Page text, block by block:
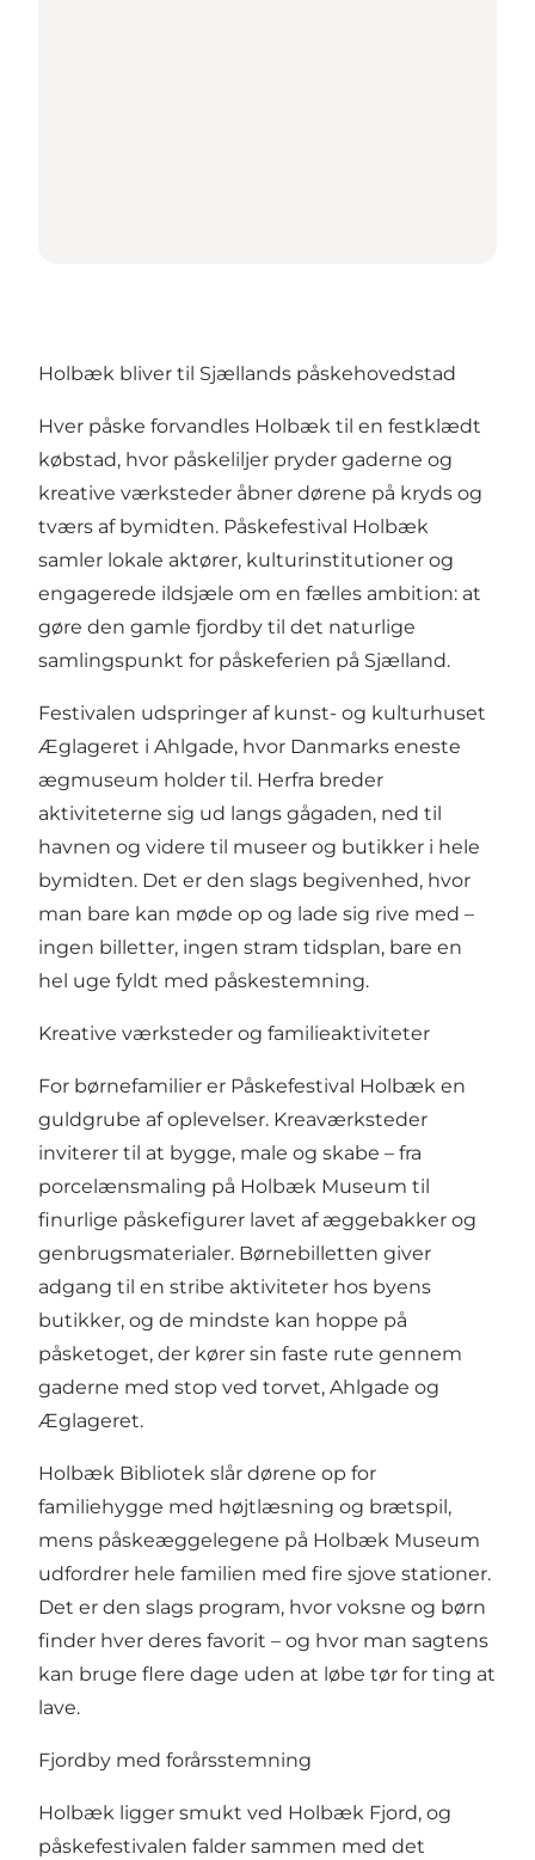
Holbæk bliver til Sjællands påskehovedstad
Hver påske forvandles Holbæk til en festklædt
købstad, hvor påskeliljer pryder gaderne og
kreative værksteder åbner dørene på kryds og
tværs af bymidten. Påskefestival Holbæk
samler lokale aktører, kulturinstitutioner og
engagerede ildsjæle om en fælles ambition: at
gøre den gamle fjordby til det naturlige
samlingspunkt for påskeferien på Sjælland.
Festivalen udspringer af kunst- og kulturhuset
Æglageret i Ahlgade, hvor Danmarks eneste
ægmuseum holder til. Herfra breder
aktiviteterne sig ud langs gågaden, ned til
havnen og videre til museer og butikker i hele
bymidten. Det er den slags begivenhed, hvor
man bare kan møde op og lade sig rive med –
ingen billetter, ingen stram tidsplan, bare en
hel uge fyldt med påskestemning.
Kreative værksteder og familieaktiviteter
For børnefamilier er Påskefestival Holbæk en
guldgrube af oplevelser. Kreaværksteder
inviterer til at bygge, male og skabe – fra
porcelænsmaling på Holbæk Museum til
finurlige påskefigurer lavet af æggebakker og
genbrugsmaterialer. Børnebilletten giver
adgang til en stribe aktiviteter hos byens
butikker, og de mindste kan hoppe på
påsketoget, der kører sin faste rute gennem
gaderne med stop ved torvet, Ahlgade og
Æglageret.
Holbæk Bibliotek slår dørene op for
familiehygge med højtlæsning og brætspil,
mens påskeæggelegene på Holbæk Museum
udfordrer hele familien med fire sjove stationer.
Det er den slags program, hvor voksne og børn
finder hver deres favorit – og hvor man sagtens
kan bruge flere dage uden at løbe tør for ting at
lave.
Fjordby med forårsstemning
Holbæk ligger smukt ved Holbæk Fjord, og
påskefestivalen falder sammen med det